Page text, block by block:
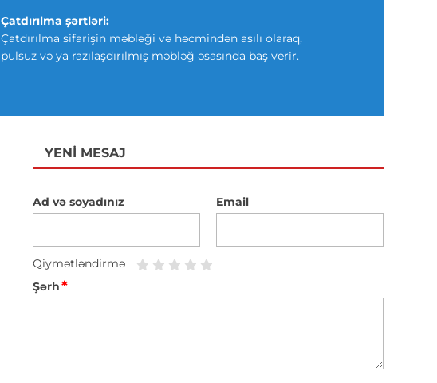
Çatdırılma şərtləri:
Çatdırılma sifarişin məbləği və həcmindən asılı olaraq,
pulsuz və ya razılaşdırılmış məbləğ əsasında baş verir.
YENI MESAJ
Ad və soyadınız Email
Qiymətləndirmə
Şərh*